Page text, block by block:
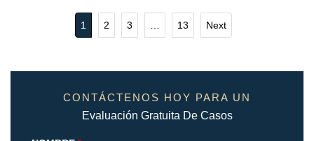
1 2 3 13 Next
CONTÁCTENOS HOY PARA UN
Evaluación Gratuita De Casos